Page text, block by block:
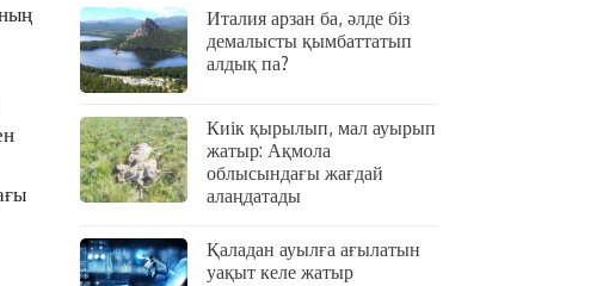
Италия арзан ба, әлде біз
демалысты қымбаттатып
алдық па?
Киік қырылып, мал ауырып
жатыр: Ақмола
облысындағы жағдай
алаңдатады
Қаладан ауылға ағылатын
уақыт келе жатыр